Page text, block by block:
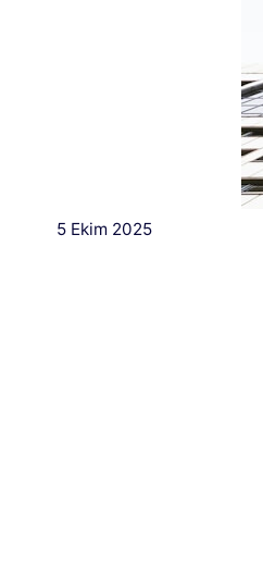
5 Ekim 2025